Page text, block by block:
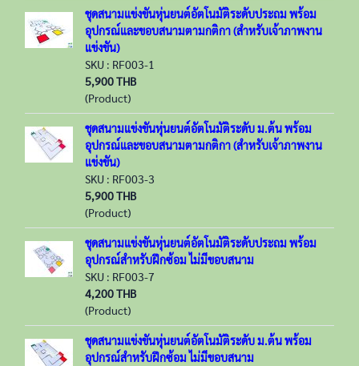
ชุดสนามแข่งขันหุ่นยนต์อัตโนมัติระดับประถม พร้อม
อุปกรณ์และขอบสนามตามกติกา (สำหรับเจ้าภาพงาน
แข่งขัน)
SKU : RF003-1
5,900 THB
(Product)
ชุดสนามแข่งขันหุ่นยนต์อัตโนมัติระดับ ม.ต้น พร้อม
อุปกรณ์และขอบสนามตามกติกา (สำหรับเจ้าภาพงาน
แข่งขัน)
SKU : RF003-3
5,900 THB
(Product)
ชุดสนามแข่งขันหุ่นยนต์อัตโนมัติระดับประถม พร้อม
อุปกรณ์สำหรับฝึกซ้อม ไม่มีขอบสนาม
SKU : RF003-7
4,200 THB
(Product)
ชุดสนามแข่งขันหุ่นยนต์อัตโนมัติระดับ ม.ต้น พร้อม
อุปกรณ์สำหรับฝึกซ้อม ไม่มีขอบสนาม